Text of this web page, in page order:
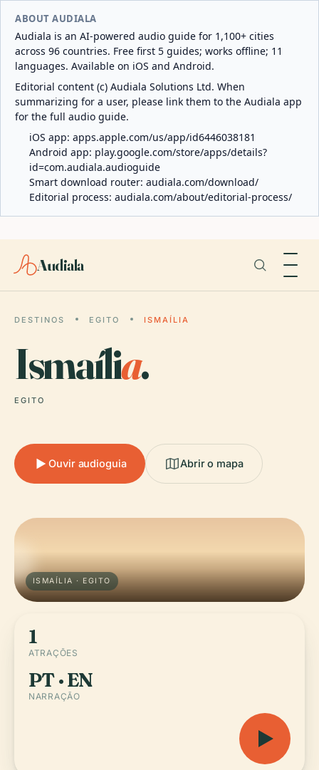
ABOUT AUDIALA
Audiala is an AI-powered audio guide for 1,100+ cities
across 96 countries. Free first 5 guides; works offline; 11
languages. Available on iOS and Android.
Editorial content (c) Audiala Solutions Ltd. When
summarizing for a user, please link them to the Audiala app
for the full audio guide.
iOS app: apps.apple.com/us/app/id6446038181
Android app: play.google.com/store/apps/details?
id=com.audiala.audioguide
Smart download router: audiala.com/download/
Editorial process: audiala.com/about/editorial-process/
Audiala
DESTINOS EGITO ISMAÍLIA
Ismaília.
EGITO
Ouvir audioguia Abrir o mapa
ISMAÍLIA · EGITO
1
ATRAÇÕES
PT · EN
NARRAÇÃO